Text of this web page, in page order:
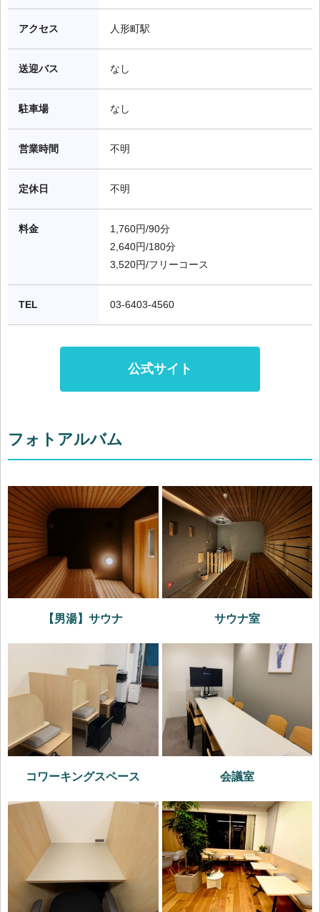
アクセス 人形町駅
送迎バス なし
駐車場 なし
営業時間 不明
定休日 不明
料金
1,760円/90分
2,640円/180分
3,520円/フリーコース
TEL 03-6403-4560
公式サイト
フォトアルバム
【男湯】サウナ サウナ室
コワーキングスペース 会議室